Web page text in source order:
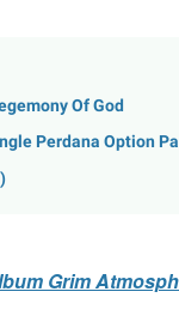
Of God
Perdana Option
Grim